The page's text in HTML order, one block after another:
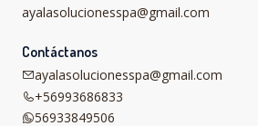
ayalasolucionesspa@gmail.com
Contáctanos
ayalasolucionesspa@gmail.com
+56993686833
56933849506